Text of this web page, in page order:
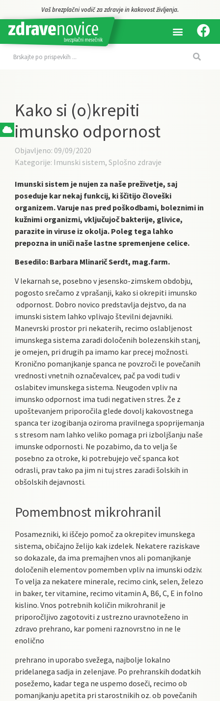
Vaš brezplačni vodič za zdravje in kakovost življenja.
Kako si (o)krepiti
imunsko odpornost
Objavljeno: 09/09/2020
Kategorije: Imunski sistem, Splošno zdravje
Imunski sistem je nujen za naše preživetje, saj
poseduje kar nekaj funkcij, ki ščitijo človeški
organizem. Varuje nas pred poškodbami, boleznimi in
kužnimi organizmi, vključujoč bakterije, glivice,
parazite in viruse iz okolja. Poleg tega lahko
prepozna in uniči naše lastne spremenjene celice.
Besedilo: Barbara Mlinarič Serdt, mag.farm.
V lekarnah se, posebno v jesensko-zimskem obdobju,
pogosto srečamo z vprašanji, kako si okrepiti imunsko
odpornost. Dobro novico predstavlja dejstvo, da na
imunski sistem lahko vplivajo številni dejavniki.
Manevrski prostor pri nekaterih, recimo oslabljenost
imunskega sistema zaradi določenih bolezenskih stanj,
je omejen, pri drugih pa imamo kar precej možnosti.
Kronično pomanjkanje spanca ne povzroči le povečanih
vrednosti vnetnih označevalcev, pač pa vodi tudi v
oslabitev imunskega sistema. Neugoden vpliv na
imunsko odpornost ima tudi negativen stres. Že z
upoštevanjem priporočila glede dovolj kakovostnega
spanca ter izogibanja oziroma pravilnega spoprijemanja
s stresom nam lahko veliko pomaga pri izboljšanju naše
imunske odpornosti. Ne pozabimo, da to velja še
posebno za otroke, ki potrebujejo več spanca kot
odrasli, prav tako pa jim ni tuj stres zaradi šolskih in
obšolskih dejavnosti.
Pomembnost mikrohranil
Posamezniki, ki iščejo pomoč za okrepitev imunskega
sistema, običajno želijo kak izdelek. Nekatere raziskave
so dokazale, da ima premajhen vnos ali pomanjkanje
določenih elementov pomemben vpliv na imunski odziv.
To velja za nekatere minerale, recimo cink, selen, železo
in baker, ter vitamine, recimo vitamin A, B6, C, E in folno
kislino. Vnos potrebnih količin mikrohranil je
priporočljivo zagotoviti z ustrezno uravnoteženo in
zdravo prehrano, kar pomeni raznovrstno in ne le
enolično
prehrano in uporabo svežega, najbolje lokalno
pridelanega sadja in zelenjave. Po prehranskih dodatkih
posežemo, kadar tega ne uspemo doseči, recimo ob
pomanjkanju apetita pri starostnikih oz. ob povečanih